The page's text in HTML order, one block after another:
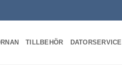
TILLBEHÖR DATORSERVICE